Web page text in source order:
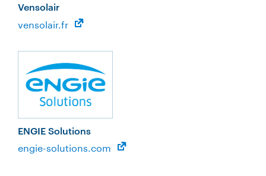
Vensolair
vensolair.fr
ENGIE Solutions
engie-solutions.com